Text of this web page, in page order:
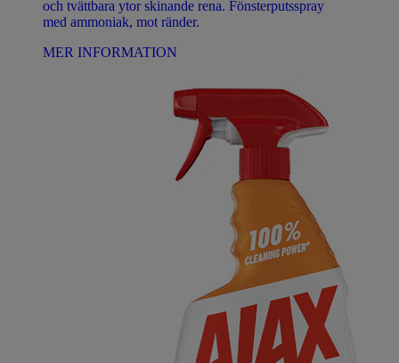
och tvättbara ytor skinande rena. Fönsterputsspray
med ammoniak, mot ränder.
MER INFORMATION